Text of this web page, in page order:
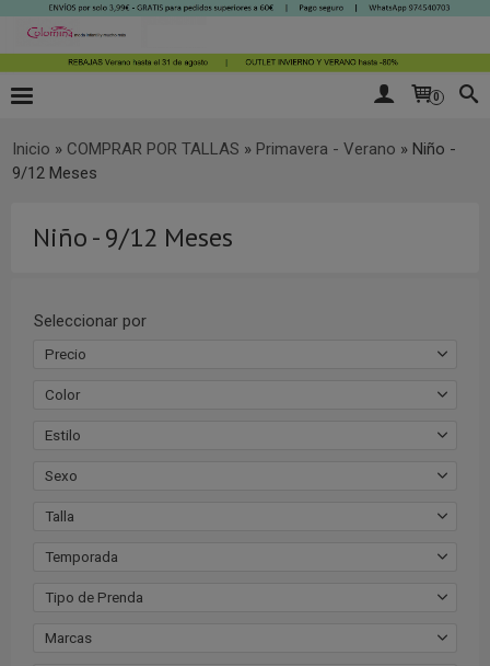
0
Inicio » COMPRAR POR TALLAS » Primavera - Verano » Niño -
9/12 Meses
Niño - 9/12 Meses
Seleccionar por
Precio
Color
Estilo
Sexo
Talla
Temporada
Tipo de Prenda
Marcas